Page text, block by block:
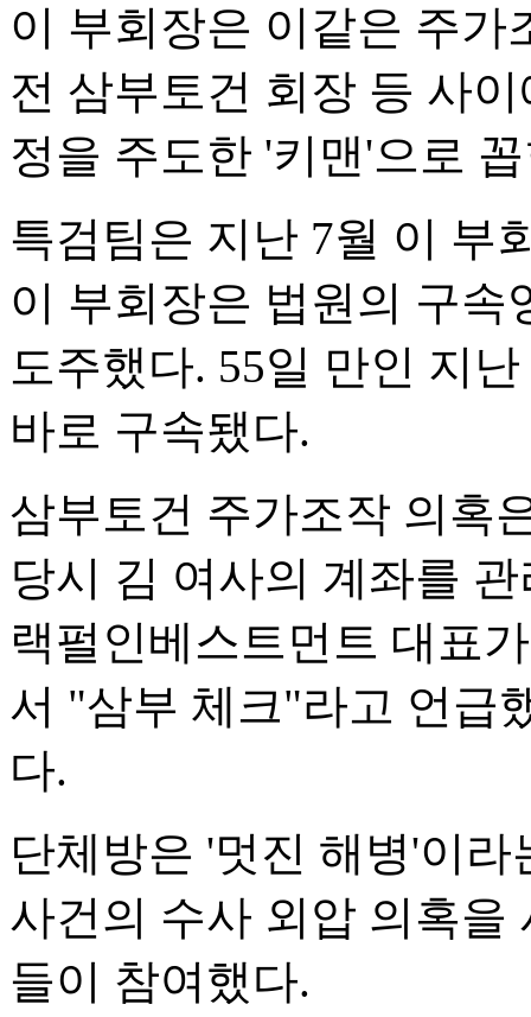
이 부회장은 이같은 주가
전 삼부토건 회장 등 사
정을 주도한 '키맨'으로
특검팀은 지난 7월 이 부
이 부회장은 법원의 구
도주했다. 55일 만인 지
바로 구속됐다.
삼부토건 주가조작 의혹
당시 김 여사의 계좌를
랙펄인베스트먼트 대표
서 "삼부 체크"라고 언급
다.
단체방은 '멋진 해병'이
사건의 수사 외압 의혹을
들이 참여했다.